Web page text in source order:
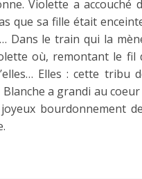
Violette a accouché
que sa fille était
Dans le train qui la
où, remontant le fil
Elles : cette tribu
a grandi au
bourdonnement